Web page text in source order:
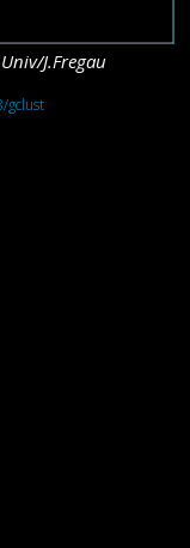
J.Fregau
gclust